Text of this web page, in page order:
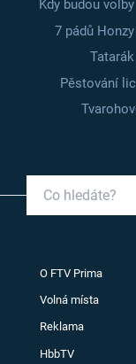
Kdy budou volby
7 pádů
Pěstování
O FTV Prima
Volná místa
Reklama
HbbTV